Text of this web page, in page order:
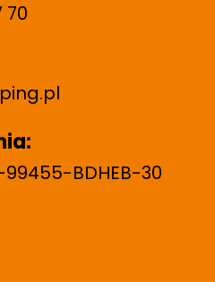
70
99455-BDHEB-30